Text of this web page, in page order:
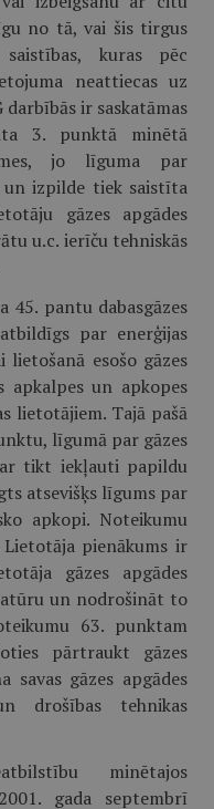
no tā, vai šis tirgus
kuras pēc
neattiecas uz
ir saskatāmas
3. punktā minētā
jo līguma par
un izpilde tiek saistīta
gāzes apgādes
u.c. ierīču tehniskās
45. pantu dabasgāzes
par enerģijas
esošo gāzes
apkalpes un apkopes
lietotājiem. Tajā pašā
līgumā par gāzes
tikt iekļauti papildu
atsevišķs līgums par
apkopi. Noteikumu
pienākums ir
gāzes apgādes
un nodrošināt to
63. punktam
pārtraukt gāzes
savas gāzes apgādes
drošības tehnikas
minētajos
gada septembrī